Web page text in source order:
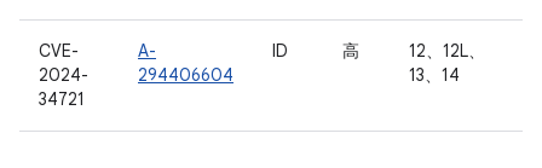
CVE-
2024-
34721
A-
294406604
ID 高
12、12L、
13、14